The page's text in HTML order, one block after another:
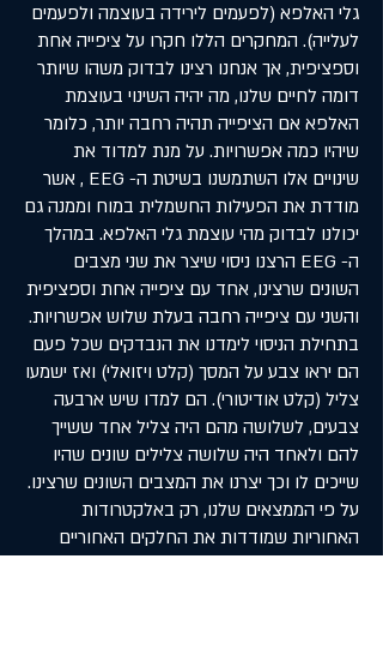
גלי האלפא (לפעמים לירידה בעוצמה ולפעמים
לעלייה). המחקרים הללו חקרו על ציפייה אחת
וספציפית, אך אנחנו רצינו לבדוק משהו שיותר
דומה לחיים שלנו, מה יהיה השינוי בעוצמת
האלפא אם הציפייה תהיה רחבה יותר, כלומר
שיהיו כמה אפשרויות. על מנת למדוד את
שינויים אלו השתמשנו בשיטת ה- EEG , אשר
מודדת את הפעילות החשמלית במוח וממנה גם
יכולנו לבדוק מהי עוצמת גלי האלפא. במהלך
ה- EEG הרצנו ניסוי שיצר את שני מצבים
השונים שרצינו, אחד עם ציפייה אחת וספציפית
והשני עם ציפייה רחבה בעלת שלוש אפשרויות.
בתחילת הניסוי לימדנו את הנבדקים שכל פעם
הם יראו צבע על המסך (קלט ויזואלי) ואז ישמעו
צליל (קלט אודיטורי). הם למדו שיש ארבעה
צבעים, לשלושה מהם היה צליל אחד ששייך
להם ולאחד היה שלושה צלילים שונים שהיו
שייכים לו וכך יצרנו את המצבים השונים שרצינו.
על פי הממצאים שלנו, רק באלקטרודות
האחוריות שמודדות את החלקים האחוריים